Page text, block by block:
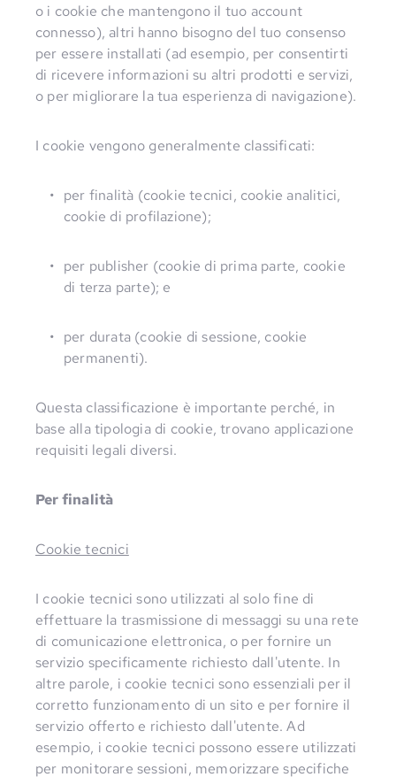
o i cookie che mantengono il tuo account
connesso), altri hanno bisogno del tuo consenso
per essere installati (ad esempio, per consentirti
di ricevere informazioni su altri prodotti e servizi,
o per migliorare la tua esperienza di navigazione).
I cookie vengono generalmente classificati:
per finalità (cookie tecnici, cookie analitici,
cookie di profilazione);
per publisher (cookie di prima parte, cookie
di terza parte); e
per durata (cookie di sessione, cookie
permanenti).
Questa classificazione è importante perché, in
base alla tipologia di cookie, trovano applicazione
requisiti legali diversi.
Per finalità
Cookie tecnici
I cookie tecnici sono utilizzati al solo fine di
effettuare la trasmissione di messaggi su una rete
di comunicazione elettronica, o per fornire un
servizio specificamente richiesto dall'utente. In
altre parole, i cookie tecnici sono essenziali per il
corretto funzionamento di un sito e per fornire il
servizio offerto e richiesto dall'utente. Ad
esempio, i cookie tecnici possono essere utilizzati
per monitorare sessioni, memorizzare specifiche